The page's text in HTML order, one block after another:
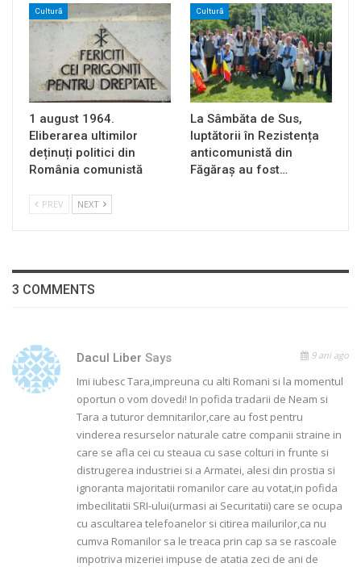
Cultură
1 august 1964.
Eliberarea ultimilor
deținuți politici din
România comunistă
Cultură
La Sâmbăta de Sus,
luptătorii în Rezistența
anticomunistă din
Făgăraș au fost…
PREV NEXT
3 COMMENTS
Dacul Liber Says 9 ani ago
Imi iubesc Tara,impreuna cu alti Romani si la momentul
oportun o vom dovedi! In pofida tradarii de Neam si
Tara a tuturor demnitarilor,care au fost pentru
vinderea resurselor naturale catre companii straine in
care se afla cei cu steaua cu sase colturi in frunte si
distrugerea industriei si a Armatei, alesi din prostia si
ignoranta majoritatii romanilor care au votat,in pofida
imbecilitatii SRI-ului(urmasi ai Securitatii) care se ocupa
cu ascultarea telefoanelor si citirea mailurilor,ca nu
cumva Romanilor sa le treaca prin cap sa se rascoale
impotriva mizeriei impuse de atatia zeci de ani de